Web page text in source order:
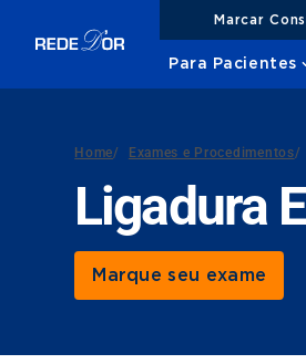
Marcar
Para Pacientes
Home/ Exames e Procedimentos/
Ligadura
Marque seu exame